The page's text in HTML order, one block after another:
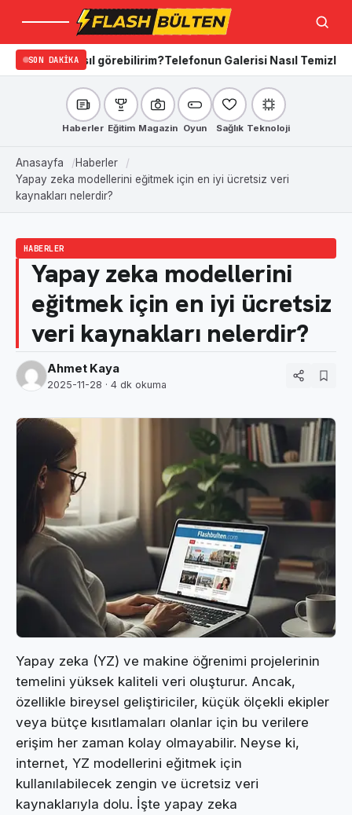
Menü Ara
SON DAKIKA
görebilirim?Telefonun Galerisi Nasıl Temizlenir? iPhone’da
Haberler Eğitim Magazin Oyun Sağlık Teknoloji
Anasayfa
Haberler
Yapay zeka modellerini eğitmek için en iyi ücretsiz veri
kaynakları nelerdir?
HABERLER
Yapay zeka modellerini
eğitmek için en iyi ücretsiz
veri kaynakları nelerdir?
Ahmet Kaya
2025-11-28 · 4 dk okuma
Yapay zeka (YZ) ve makine öğrenimi projelerinin
temelini yüksek kaliteli veri oluşturur. Ancak,
özellikle bireysel geliştiriciler, küçük ölçekli ekipler
veya bütçe kısıtlamaları olanlar için bu verilere
erişim her zaman kolay olmayabilir. Neyse ki,
internet, YZ modellerini eğitmek için
kullanılabilecek zengin ve ücretsiz veri
kaynaklarıyla dolu. İşte yapay zeka